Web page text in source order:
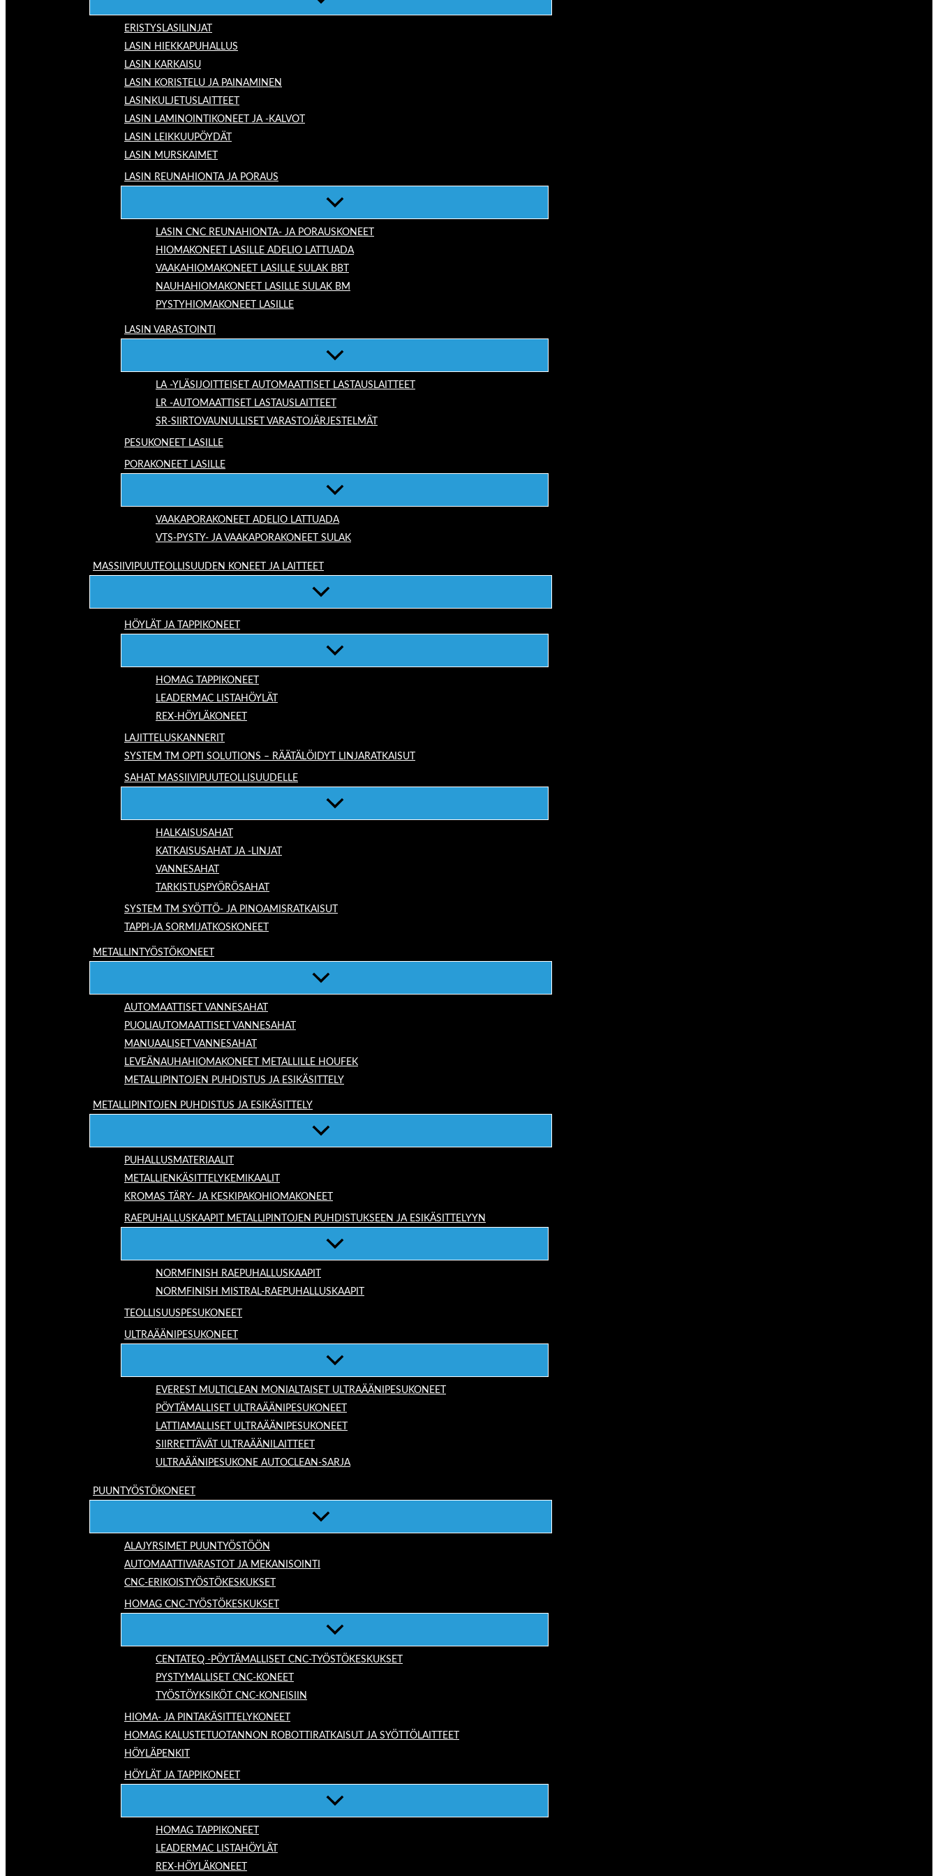
ERISTYSLASILINJAT
LASIN HIEKKAPUHALLUS
LASIN KARKAISU
LASIN KORISTELU JA PAINAMINEN
LASINKULJETUSLAITTEET
LASIN LAMINOINTIKONEET JA -KALVOT
LASIN LEIKKUUPÖYDÄT
LASIN MURSKAIMET
LASIN REUNAHIONTA JA PORAUS
LASIN CNC REUNAHIONTA- JA PORAUSKONEET
HIOMAKONEET LASILLE ADELIO LATTUADA
VAAKAHIOMAKONEET LASILLE SULAK BBT
NAUHAHIOMAKONEET LASILLE SULAK BM
PYSTYHIOMAKONEET LASILLE
LASIN VARASTOINTI
LA -YLÄSIJOITTEISET AUTOMAATTISET LASTAUSLAITTEET
LR -AUTOMAATTISET LASTAUSLAITTEET
SR-SIIRTOVAUNULLISET VARASTOJÄRJESTELMÄT
PESUKONEET LASILLE
PORAKONEET LASILLE
VAAKAPORAKONEET ADELIO LATTUADA
VTS-PYSTY- JA VAAKAPORAKONEET SULAK
MASSIIVIPUUTEOLLISUUDEN KONEET JA LAITTEET
HÖYLÄT JA TAPPIKONEET
HOMAG TAPPIKONEET
LEADERMAC LISTAHÖYLÄT
REX-HÖYLÄKONEET
LAJITTELUSKANNERIT
SYSTEM TM OPTI SOLUTIONS – RÄÄTÄLÖIDYT LINJARATKAISUT
SAHAT MASSIIVIPUUTEOLLISUUDELLE
HALKAISUSAHAT
KATKAISUSAHAT JA -LINJAT
VANNESAHAT
TARKISTUSPYÖRÖSAHAT
SYSTEM TM SYÖTTÖ- JA PINOAMISRATKAISUT
TAPPI-JA SORMIJATKOSKONEET
METALLINTYÖSTÖKONEET
AUTOMAATTISET VANNESAHAT
PUOLIAUTOMAATTISET VANNESAHAT
MANUAALISET VANNESAHAT
LEVEÄNAUHAHIOMAKONEET METALLILLE HOUFEK
METALLIPINTOJEN PUHDISTUS JA ESIKÄSITTELY
METALLIPINTOJEN PUHDISTUS JA ESIKÄSITTELY
PUHALLUSMATERIAALIT
METALLIENKÄSITTELYKEMIKAALIT
KROMAS TÄRY- JA KESKIPAKOHIOMAKONEET
RAEPUHALLUSKAAPIT METALLIPINTOJEN PUHDISTUKSEEN JA ESIKÄSITTELYYN
NORMFINISH RAEPUHALLUSKAAPIT
NORMFINISH MISTRAL-RAEPUHALLUSKAAPIT
TEOLLISUUSPESUKONEET
ULTRAÄÄNIPESUKONEET
EVEREST MULTICLEAN MONIALTAISET ULTRAÄÄNIPESUKONEET
PÖYTÄMALLISET ULTRAÄÄNIPESUKONEET
LATTIAMALLISET ULTRAÄÄNIPESUKONEET
SIIRRETTÄVÄT ULTRAÄÄNILAITTEET
ULTRAÄÄNIPESUKONE AUTOCLEAN-SARJA
PUUNTYÖSTÖKONEET
ALAJYRSIMET PUUNTYÖSTÖÖN
AUTOMAATTIVARASTOT JA MEKANISOINTI
CNC-ERIKOISTYÖSTÖKESKUKSET
HOMAG CNC-TYÖSTÖKESKUKSET
CENTATEQ -PÖYTÄMALLISET CNC-TYÖSTÖKESKUKSET
PYSTYMALLISET CNC-KONEET
TYÖSTÖYKSIKÖT CNC-KONEISIIN
HIOMA- JA PINTAKÄSITTELYKONEET
HOMAG KALUSTETUOTANNON ROBOTTIRATKAISUT JA SYÖTTÖLAITTEET
HÖYLÄPENKIT
HÖYLÄT JA TAPPIKONEET
HOMAG TAPPIKONEET
LEADERMAC LISTAHÖYLÄT
REX-HÖYLÄKONEET